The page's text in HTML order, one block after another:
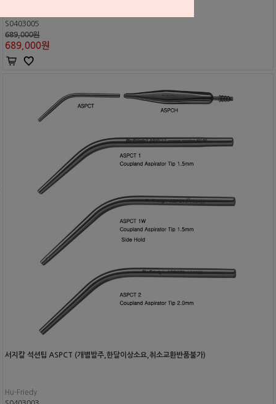
S0403005
689,000원
689,000원
서지칼 석션팁 ASPCT (개별발주,한달이상소요,취소교환반품불가)
Hu-Friedy